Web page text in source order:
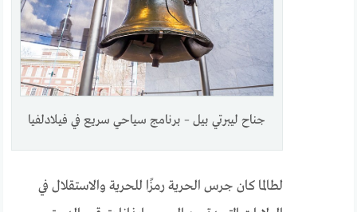
جناح ليبرتي بيل – برنامج سياحي سريع في فيلادلفيا
لطالما كان جرس الحرية رمزًا للحرية والاستقلال في